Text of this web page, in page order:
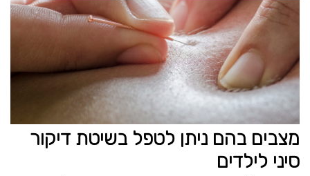
מצבים בהם ניתן לטפל בשיטת דיקור
סיני לילדים